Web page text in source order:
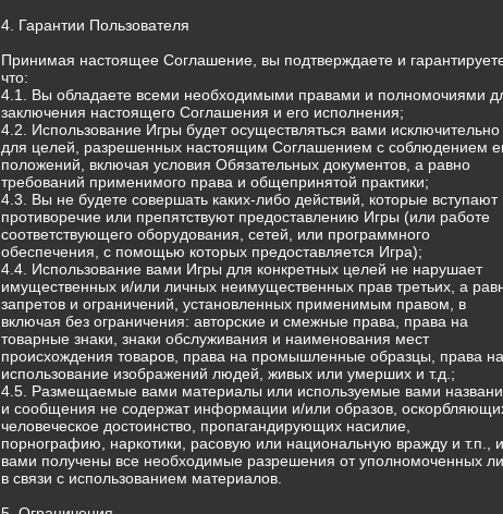
4. Гарантии Пользователя
Принимая настоящее Соглашение, вы подтверждаете и
что:
4.1. Вы обладаете всеми необходимыми правами и полномочиями
заключения настоящего Соглашения и его исполнения;
4.2. Использование Игры будет осуществляться вами исключительно
для целей, разрешенных настоящим Соглашением с соблюдением
положений, включая условия Обязательных документов, а равно
требований применимого права и общепринятой практики;
4.3. Вы не будете совершать каких-либо действий, которые вступают
противоречие или препятствуют предоставлению Игры (или работе
соответствующего оборудования, сетей, или программного
обеспечения, с помощью которых предоставляется Игра);
4.4. Использование вами Игры для конкретных целей не нарушает
имущественных и/или личных неимущественных прав третьих, а
запретов и ограничений, установленных применимым правом, в
включая без ограничения: авторские и смежные права, права на
товарные знаки, знаки обслуживания и наименования мест
происхождения товаров, права на промышленные образцы, права на
использование изображений людей, живых или умерших и т.д.;
4.5. Размещаемые вами материалы или используемые вами
и сообщения не содержат информации и/или образов,
человеческое достоинство, пропагандирующих насилие,
порнографию, наркотики, расовую или национальную вражду и т.п., и
вами получены все необходимые разрешения от уполномоченных
в связи с использованием материалов.